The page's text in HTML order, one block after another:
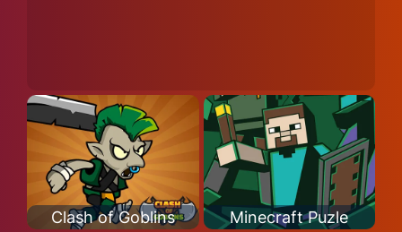
Clash of Goblins Minecraft Puzle